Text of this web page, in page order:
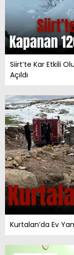
Siirt’te Kar Etkili
Açıldı
Kurtalan’da Ev